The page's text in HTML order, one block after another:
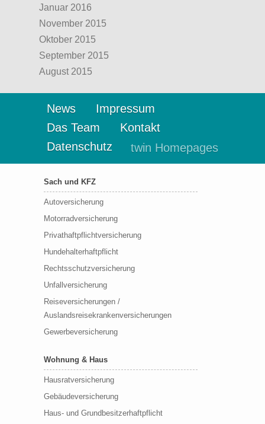
Januar 2016
November 2015
Oktober 2015
September 2015
August 2015
News
Impressum
Das Team
Kontakt
Datenschutz
twin Homepages
Sach und KFZ
Autoversicherung
Motorradversicherung
Privathaftpflichtversicherung
Hundehalterhaftpflicht
Rechtsschutzversicherung
Unfallversicherung
Reiseversicherungen /
Auslandsreisekrankenversicherungen
Gewerbeversicherung
Wohnung & Haus
Hausratversicherung
Gebäudeversicherung
Haus- und Grundbesitzerhaftpflicht